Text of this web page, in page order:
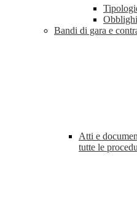
Bandi di gara e
Atti e
tutte le